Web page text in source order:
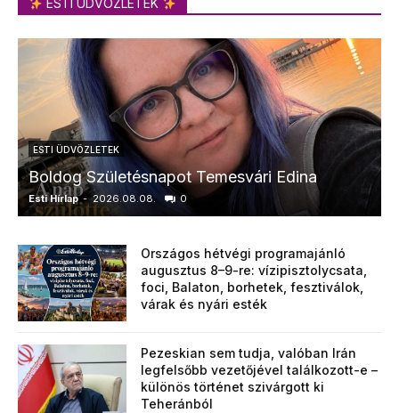
ESTI ÜDVÖZLETEK
ESTI ÜDVÖZLETEK
Boldog Születésnapot Temesvári Edina
Esti Hírlap - 2026.08.08. 0
Országos hétvégi programajánló
augusztus 8–9-re: vízipisztolycsata,
foci, Balaton, borhetek, fesztiválok,
várak és nyári esték
Pezeskian sem tudja, valóban Irán
legfelsőbb vezetőjével találkozott-e –
különös történet szivárgott ki
Teheránból